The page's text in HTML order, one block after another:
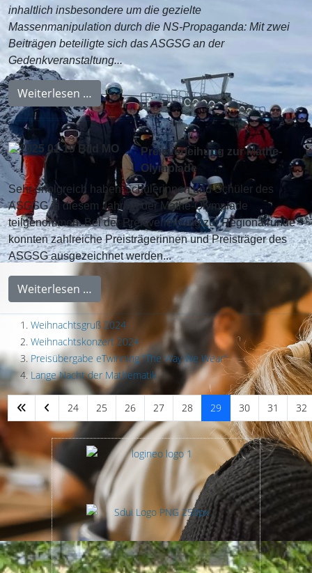
inhaltlich insbesondere um die gezielte
Massenmanipulation durch die NS-Propaganda: Mit zwei
Beiträgen beteiligte sich das ASGSG an der
Gedenkveranstaltung...
Weiterlesen …
Preisverleihung zur Mathe-
Olympiade
Sehr erfolgreich haben Schülerinnen und Schüler des
ASGSG in diesem Jahr an der Mathe-Olympiade
teilgenommen. Bei der Preisverleihung zur Regionalrunde
konnten zahlreiche Preisträgerinnen und Preisträger des
ASGSG ausgezeichnet werden...
Weiterlesen …
Weihnachtsgruß 2024
Weihnachtskonzert 2024
Preisübergabe eTwinning "The Way We Wear"
Lange Nacht der Mathematik
24 25 26 27 28 29 30 31 32